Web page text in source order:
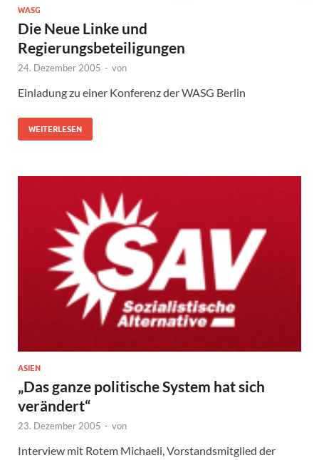
WASG
Die Neue Linke und
Regierungsbeteiligungen
24. Dezember 2005 - von
Einladung zu einer Konferenz der WASG Berlin
WEITERLESEN
ASIEN
„Das ganze politische System hat sich
verändert“
23. Dezember 2005 - von
Interview mit Rotem Michaeli, Vorstandsmitglied der